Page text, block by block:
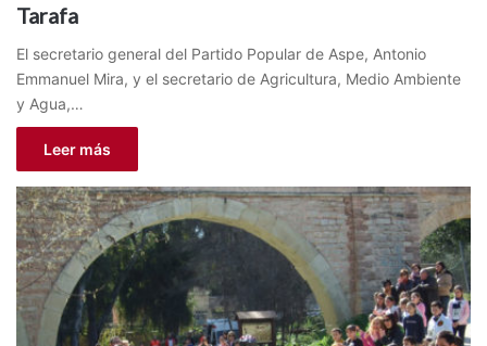
Tarafa
El secretario general del Partido Popular de Aspe, Antonio
Emmanuel Mira, y el secretario de Agricultura, Medio Ambiente
y Agua,…
Leer más